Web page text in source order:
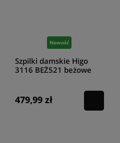
Nowość
Szpilki damskie Higo
3116 BEŻ521 beżowe
479,99 zł